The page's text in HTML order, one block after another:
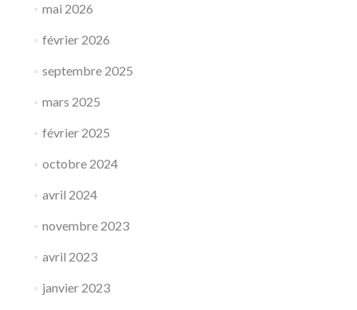
mai 2026
février 2026
septembre 2025
mars 2025
février 2025
octobre 2024
avril 2024
novembre 2023
avril 2023
janvier 2023